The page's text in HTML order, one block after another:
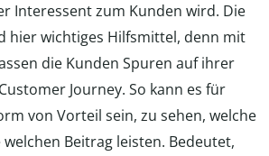
Interessent zum Kunden wird. Die
hier wichtiges Hilfsmittel, denn mit
die Kunden Spuren auf ihrer
Journey. So kann es für
von Vorteil sein, zu sehen, welche
Beitrag leisten. Bedeutet,